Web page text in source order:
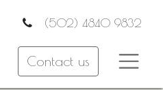
(502) 4840 9832
Contact us